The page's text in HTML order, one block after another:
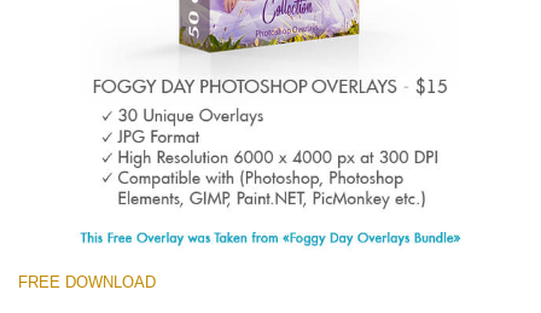
Ingyenes letöltés
FREE DOWNLOAD